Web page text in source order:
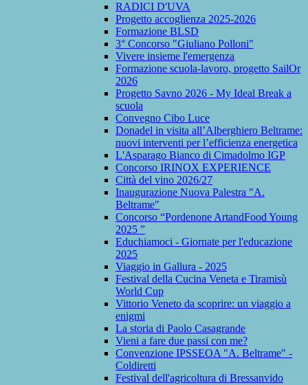
RADICI D'UVA
Progetto accoglienza 2025-2026
Formazione BLSD
3° Concorso "Giuliano Polloni"
Vivere insieme l'emergenza
Formazione scuola-lavoro, progetto SailOr
2026
Progetto Savno 2026 - My Ideal Break a
scuola
Convegno Cibo Luce
Donadel in visita all’Alberghiero Beltrame:
nuovi interventi per l’efficienza energetica
L'Asparago Bianco di Cimadolmo IGP
Concorso IRINOX EXPERIENCE
Città del vino 2026/27
Inaugurazione Nuova Palestra "A.
Beltrame"
Concorso “Pordenone ArtandFood Young
2025 ”
Educhiamoci - Giornate per l'educazione
2025
Viaggio in Gallura - 2025
Festival della Cucina Veneta e Tiramisù
World Cup
Vittorio Veneto da scoprire: un viaggio a
enigmi
La storia di Paolo Casagrande
Vieni a fare due passi con me?
Convenzione IPSSEOA "A. Beltrame" -
Coldiretti
Festival dell'agricoltura di Bressanvido